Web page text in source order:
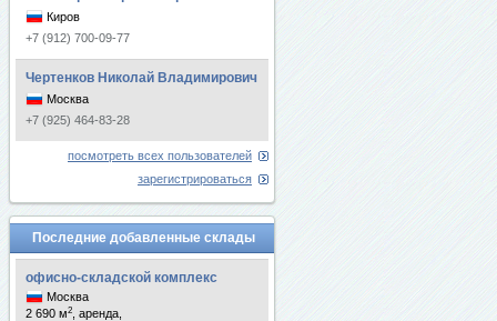
Киров
+7 (912) 700-09-77
Чертенков Николай Владимирович
Москва
+7 (925) 464-83-28
посмотреть всех пользователей
зарегистрироваться
Последние добавленные склады
офисно-складской комплекс
Москва
2 690 м2
, аренда,